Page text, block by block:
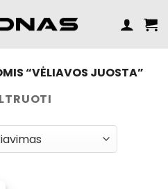
“VĖLIAVOS JUOSTA”